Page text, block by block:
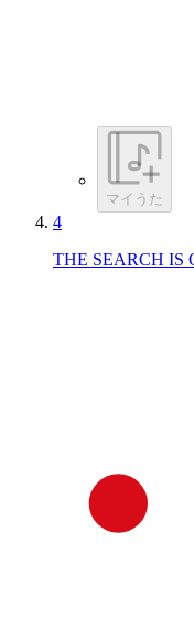
マイうた
4
THE SEARCH IS